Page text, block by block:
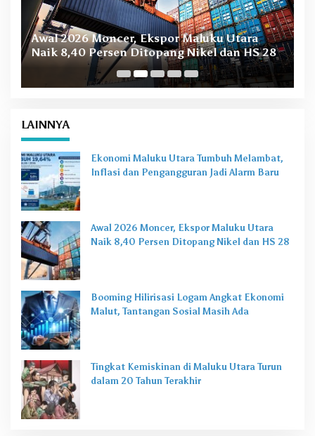
Awal 2026 Moncer, Ekspor Maluku Utara
Naik 8,40 Persen Ditopang Nikel dan HS 28
LAINNYA
Ekonomi Maluku Utara Tumbuh Melambat,
Inflasi dan Pengangguran Jadi Alarm Baru
Awal 2026 Moncer, Ekspor Maluku Utara
Naik 8,40 Persen Ditopang Nikel dan HS 28
Booming Hilirisasi Logam Angkat Ekonomi
Malut, Tantangan Sosial Masih Ada
Tingkat Kemiskinan di Maluku Utara Turun
dalam 20 Tahun Terakhir